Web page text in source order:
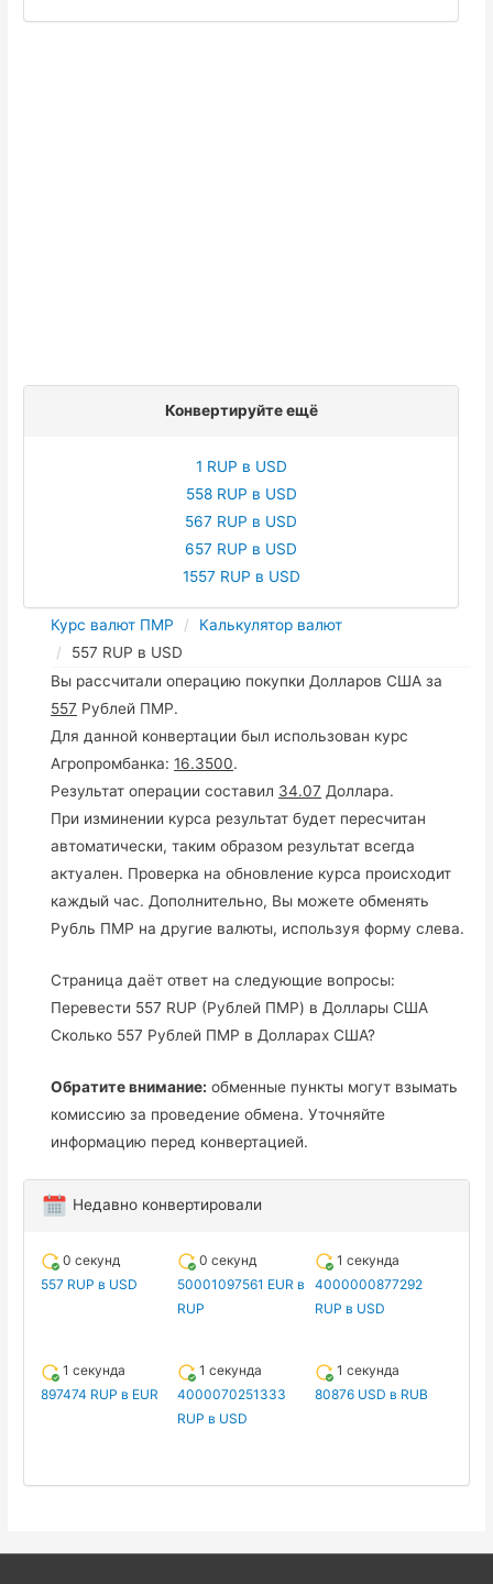
Конвертируйте ещё
1 RUP в USD
558 RUP в USD
567 RUP в USD
657 RUP в USD
1557 RUP в USD
Курс валют ПМР
Калькулятор валют
557 RUP в USD
Вы рассчитали операцию покупки Долларов США за
557 Рублей ПМР.
Для данной конвертации был использован курс
Агропромбанка:16.3500.
Результат операции составил 34.07 Доллара.
При изминении курса результат будет пересчитан
автоматически, таким образом результат всегда
актуален. Проверка на обновление курса происходит
каждый час. Дополнительно, Вы можете обменять
Рубль ПМР на другие валюты, используя форму слева.
Страница даёт ответ на следующие вопросы:
Перевести 557 RUP (Рублей ПМР) в Доллары США
Сколько 557 Рублей ПМР в Долларах США?
Обратите внимание: обменные пункты могут взымать
комиссию за проведение обмена. Уточняйте
информацию перед конвертацией.
Недавно конвертировали
0 секунд
557 RUP в USD
0 секунд
50001097561 EUR в
RUP
1 секунда
4000000877292
RUP в USD
1 секунда
897474 RUP в EUR
1 секунда
4000070251333
RUP в USD
1 секунда
80876 USD в RUB